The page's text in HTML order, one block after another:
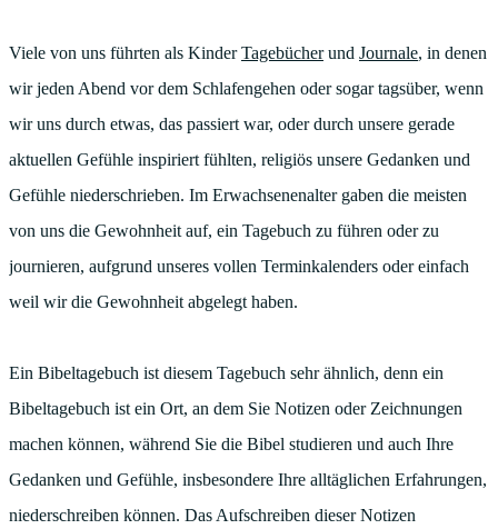
Viele von uns führten als KinderTagebücherund Journale, in denen
wir jeden Abend vor dem Schlafengehen oder sogar tagsüber, wenn
wir uns durch etwas, das passiert war, oder durch unsere gerade
aktuellen Gefühle inspiriert fühlten, religiös unsere Gedanken und
Gefühle niederschrieben. Im Erwachsenenalter gaben die meisten
von uns die Gewohnheit auf, ein Tagebuch zu führen oder zu
journieren, aufgrund unseres vollen Terminkalenders oder einfach
weil wir die Gewohnheit abgelegt haben.
Ein Bibeltagebuch ist diesem Tagebuch sehr ähnlich, denn ein
Bibeltagebuch ist ein Ort, an dem Sie Notizen oder Zeichnungen
machen können, während Sie die Bibel studieren und auch Ihre
Gedanken und Gefühle, insbesondere Ihre alltäglichen Erfahrungen,
niederschreiben können. Das Aufschreiben dieser Notizen